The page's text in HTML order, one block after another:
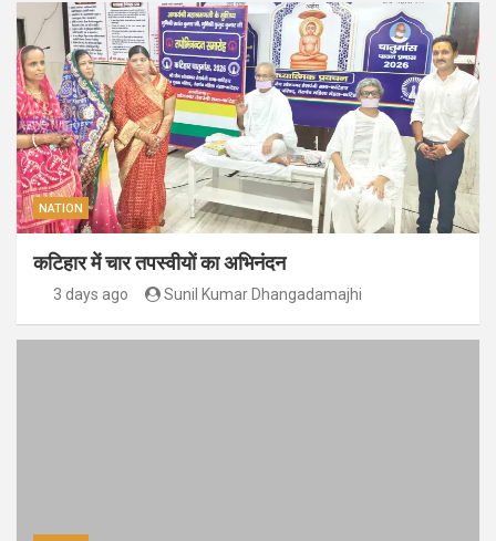
NATION
कटिहार में चार तपस्वीयों का अभिनंदन
3 days ago Sunil Kumar Dhangadamajhi